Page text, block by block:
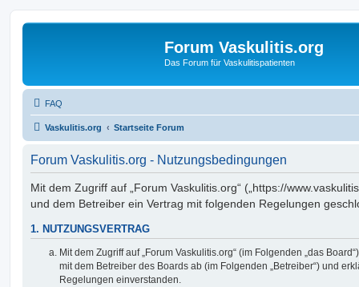
Forum Vaskulitis.org
Das Forum für Vaskulitispatienten
FAQ
Vaskulitis.org Startseite Forum
Forum Vaskulitis.org - Nutzungsbedingungen
Mit dem Zugriff auf „Forum Vaskulitis.org“ („https://
und dem Betreiber ein Vertrag mit folgenden Regelungen
1. NUTZUNGSVERTRAG
Mit dem Zugriff auf „Forum Vaskulitis.org“ (im Folgenden „das
mit dem Betreiber des Boards ab (im Folgenden „Betreiber“) und
Regelungen einverstanden.